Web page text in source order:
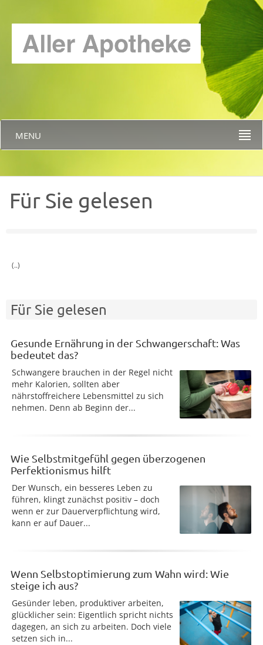
MENU
Für Sie gelesen
(..)
Für Sie gelesen
Gesunde Ernährung in der Schwangerschaft: Was
bedeutet das?
Schwangere brauchen in der Regel nicht
mehr Kalorien, sollten aber
nährstoffreichere Lebensmittel zu sich
nehmen. Denn ab Beginn der...
Wie Selbstmitgefühl gegen überzogenen
Perfektionismus hilft
Der Wunsch, ein besseres Leben zu
führen, klingt zunächst positiv – doch
wenn er zur Dauerverpflichtung wird,
kann er auf Dauer...
Wenn Selbstoptimierung zum Wahn wird: Wie
steige ich aus?
Gesünder leben, produktiver arbeiten,
glücklicher sein: Eigentlich spricht nichts
dagegen, an sich zu arbeiten. Doch viele
setzen sich in...